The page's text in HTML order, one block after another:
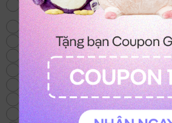
hiện nay
Chó Bông Husky
Gấu We Bare Bear
Balo & Túi Xách Gấu Bông
Thỏ Bông Kuromi
Gấu Bông Trung Thu
Thỏ Bông Melody
Mèo Bông Hoàng Thượng